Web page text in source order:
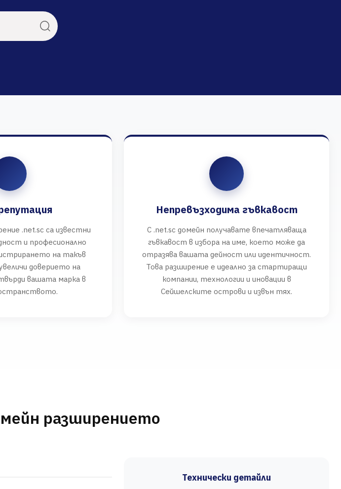
.net.sc са известни
и професионално
на такъв
доверието на
вашата марка в
Непревъзходима гъвкавост
С .net.sc домейн получавате впечатляваща
гъвкавост в избора на име, което може да
отразява вашата дейност или идентичност.
Това разширение е идеално за стартиращи
компании, технологии и иновации в
Сейшелските острови и извън тях.
разширението
Технически детайли